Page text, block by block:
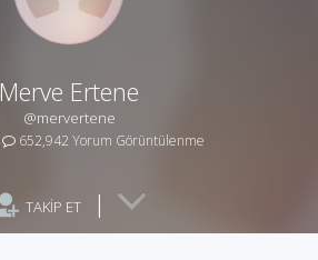
Merve Ertene
@mervertene
652,942 Yorum Görüntülenme
TAKİP ET |